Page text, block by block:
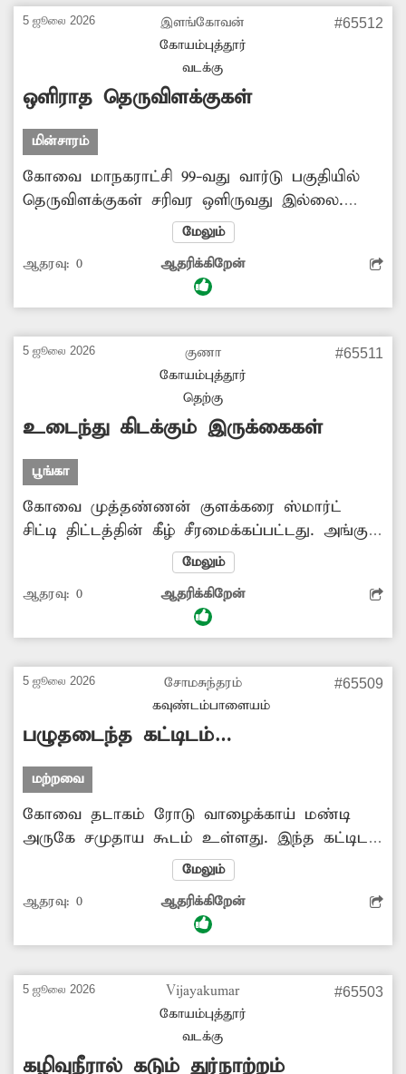
காணப்படுகிறது. எனவே அந்த கான்கிரீட்
கலவையை அகற்றவும், மீண்டும்
கொட்டப்படாமல் தடுக்கவும் அதிகாரிகள் உரிய
நடவடிக்கை எடுக்க வேண்டும்.
5 ஜூலை 2026
இளங்கோவன்
கோயம்புத்தூர்
வடக்கு
#65512
ஒளிராத தெருவிளக்குகள்
மின்சாரம்
கோவை மாநகராட்சி 99-வது வார்டு பகுதியில்
தெருவிளக்குகள் சரிவர ஒளிருவது இல்லை.
இதனால் பெரும்பாலான இடங்கள் இரவில்
இருள் சூழ்ந்து கிடக்கின்றன. இதன் காரணமாக
பொதுமக்கள் தைரியமாக வெளியே நடமாட
முடியாத சூழல் உள்ளது. அத்துடன் திருட்டு
உள்ளது. எனவே ஒளிராத ெதருவிளக்குகளை
பழுது நீக்கி மீண்டும் ஒளிர வைக்க அதிகாரிகள்
ஆவன செய்ய வேண்டும்.
மேலும்
ஆதரவு: 0 ஆதரிக்கிறேன்
5 ஜூலை 2026
குணா
கோயம்புத்தூர்
தெற்கு
#65511
உடைந்து கிடக்கும் இருக்கைகள்
பூங்கா
கோவை முத்தண்ணன் குளக்கரை ஸ்மார்ட்
சிட்டி திட்டத்தின் கீழ் சீரமைக்கப்பட்டது. அங்கு
பொதுமக்கள் அமர்ந்து குளத்தின் அழகை ரசிக்க
கிரானைட் கற்கள் மூலம் இருக்கைகள்
அமைக்கப்பட்டு இருந்தன. அந்த இருக்கைகள்
தற்போது உடைந்து கிடக்கின்றன. இதனால்
அந்த இருக்கைகளை பயன்படுத்த முடியாத
நிலை உள்ளது. எனவே அந்த இருக்கையை
சீரமைக்க அதிகாரிகள் முன்வர வேண்டும்.
மேலும்
ஆதரவு: 0 ஆதரிக்கிறேன்
5 ஜூலை 2026
சோமசுந்தரம்
கவுண்டம்பாளையம்
#65509
பழுதடைந்த கட்டிடம்
சீரமைக்கப்படுமா?
மற்றவை
கோவை தடாகம் ரோடு வாழைக்காய் மண்டி
அருகே சமுதாய கூடம் உள்ளது. இந்த கட்டிடம்
மிகவும் பழுதடைந்த நிலையில் காணப்படுகிறது.
மேலும் கட்டிடத்தின் பல்வேறு இடங்களில்
செடிகள் முளைத்து வருகின்றன. இதனால் பல
லட்சம் ரூபாய் செலவில் கட்டப்பட்ட கட்டிடம்
கட்டிடத்தை சீரமைக்க அதிகாரிகள் உரிய
நடவடிக்கை எடுக்க வேண்டும்.
மேலும்
ஆதரவு: 0 ஆதரிக்கிறேன்
5 ஜூலை 2026
Vijayakumar
கோயம்புத்தூர்
வடக்கு
#65503
கழிவுநீரால் கடும் துர்நாற்றம்